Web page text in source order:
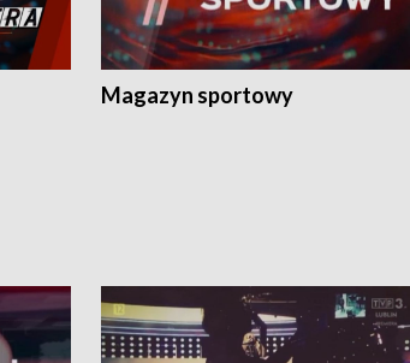
Magazyn sportowy